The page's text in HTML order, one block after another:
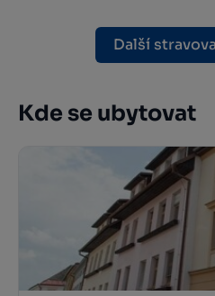
Další
Kde se ubytovat